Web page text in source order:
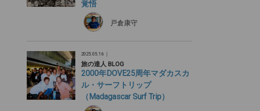
覚悟
戸倉康守
2025.05.16 ｜
旅の達人 BLOG
2000年DOVE25周年マダカスカ
ル・サーフトリップ
（Madagascar Surf Trip）